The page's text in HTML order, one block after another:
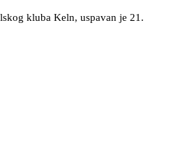
kluba Keln, uspavan je 21.